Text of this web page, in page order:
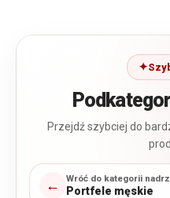
Przejdź szybciej do
← Wróć do kategorii
Portfele męskie